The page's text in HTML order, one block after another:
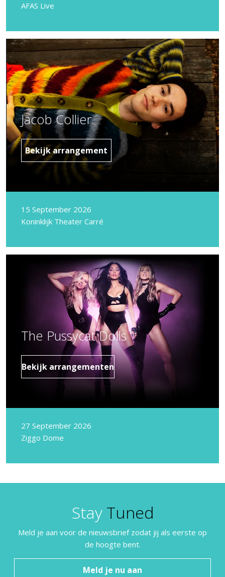
AFAS Live
Jacob Collier
Bekijk arrangement
15 September 2026
Koninklijk Theater Carré
The Pussycat Dolls
Bekijk arrangementen
27 September 2026
Ziggo Dome
StayTuned
Meld je aan voor de nieuwsbrief zodat jij als eerste op
de hoogte bent.
Meld je nu aan